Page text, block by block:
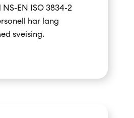
EN ISO 3834-2
har lang
sveising.